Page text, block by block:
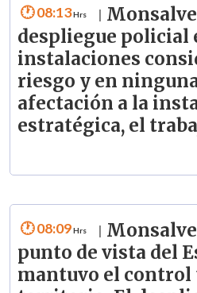
08:13
despliegue policial
instalaciones
riesgo y en
afectación a la
estratégica, el
08:09
punto de vista del
mantuvo el control